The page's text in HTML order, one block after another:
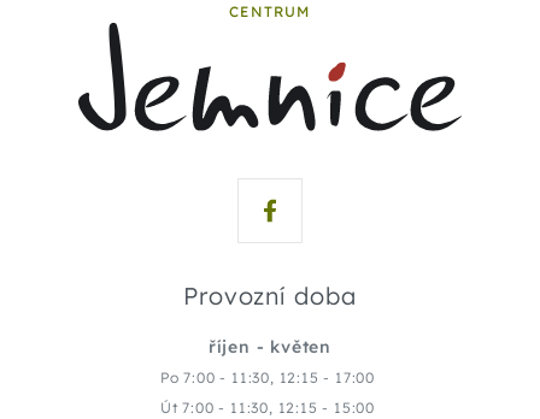
CENTRUM
Provozní doba
říjen - květen
Po 7:00 - 11:30, 12:15 - 17:00
Út 7:00 - 11:30, 12:15 - 15:00